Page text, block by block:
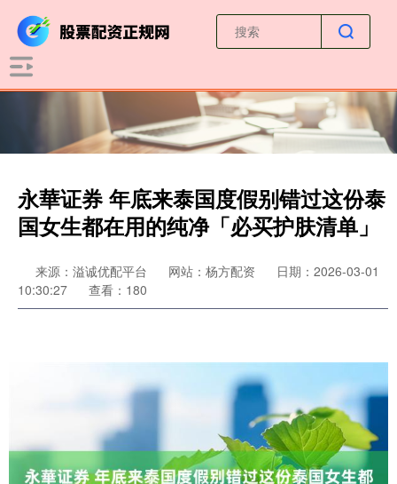
永華证券 年底来泰国度假别错过这份泰
国女生都在用的纯净「必买护肤清单」
来源：溢诚优配平台 网站：杨方配资
日期：2026-03-01
10:30:27
查看：180